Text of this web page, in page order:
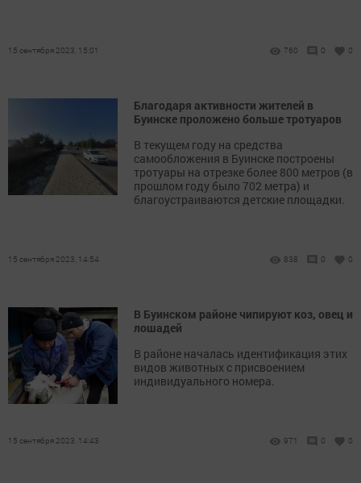
15 сентября 2023, 15:01 760 0 0
Благодаря активности жителей в
Буинске проложено больше тротуаров
В текущем году на средства
самообложения в Буинске построены
тротуары на отрезке более 800 метров (в
прошлом году было 702 метра) и
благоустраиваются детские площадки.
15 сентября 2023, 14:54 838 0 0
В Буинском районе чипируют коз, овец и
лошадей
В районе началась идентификация этих
видов животных с присвоением
индивидуального номера.
15 сентября 2023, 14:43 971 0 0